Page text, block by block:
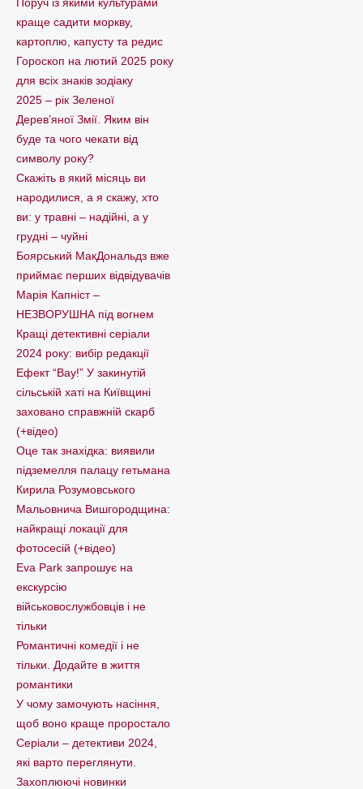
краще садити моркву,
картоплю, капусту та редис
Гороскоп на лютий 2025 року
для всіх знаків зодіаку
2025 – рік Зеленої
Дерев’яної Змії. Яким він
буде та чого чекати від
символу року?
Скажіть в який місяць ви
народилися, а я скажу, хто
ви: у травні – надійні, а у
грудні – чуйні
Боярський МакДональдз вже
приймає перших відвідувачів
Марія Капніст –
НЕЗВОРУШНА під вогнем
Кращі детективні серіали
2024 року: вибір редакції
Ефект “Вау!” У закинутій
сільській хаті на Київщині
заховано справжній скарб
(+відео)
Оце так знахідка: виявили
підземелля палацу гетьмана
Кирила Розумовського
Мальовнича Вишгородщина:
найкращі локації для
фотосесій (+відео)
Eva Park запрошує на
екскурсію
військовослужбовців і не
тільки
Романтичні комедії і не
тільки. Додайте в життя
романтики
У чому замочують насіння,
щоб воно краще проростало
Серіали – детективи 2024,
які варто пеpеглянути.
Захоплюючі новинки